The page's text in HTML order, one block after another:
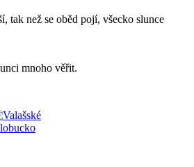
tak než se oběd pojí, všecko slunce
mnoho věřit.